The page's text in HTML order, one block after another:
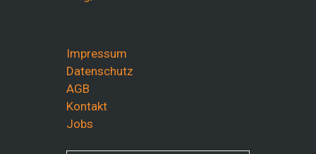
Impressum
Datenschutz
AGB
Kontakt
Jobs